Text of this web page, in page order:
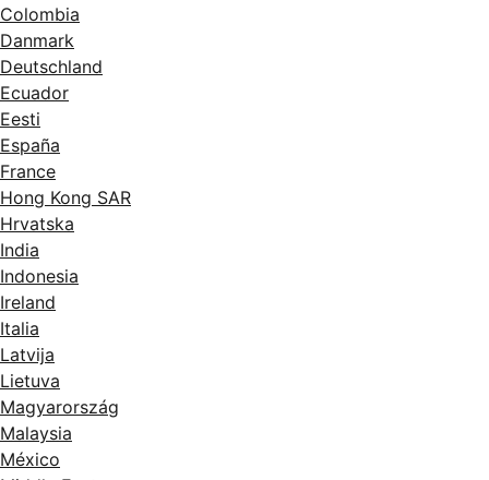
Colombia
Danmark
Deutschland
Ecuador
Eesti
España
France
Hong Kong SAR
Hrvatska
India
Indonesia
Ireland
Italia
Latvija
Lietuva
Magyarország
Malaysia
México